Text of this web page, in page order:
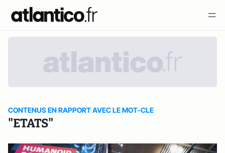
CONTENUS EN RAPPORT AVEC LE MOT-CLE
"ETATS"